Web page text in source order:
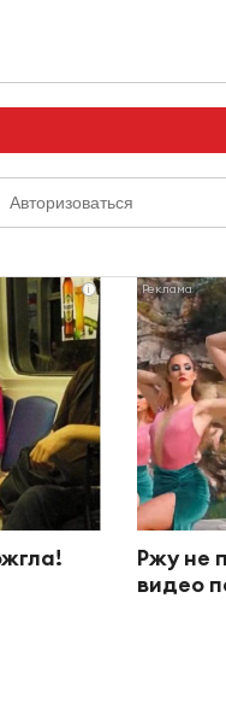
Авторизоваться
i
Ржу не
видео